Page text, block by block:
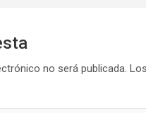
no será publicada.